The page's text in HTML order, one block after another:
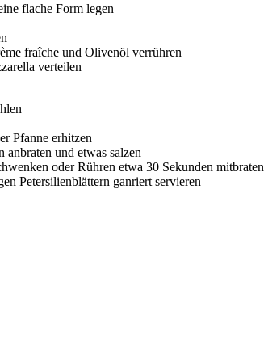
flache Form legen
fraîche und Olivenöl verrühren
verteilen
Pfanne erhitzen
und etwas salzen
oder Rühren etwa 30 Sekunden mitbraten
Petersilienblättern ganriert servieren